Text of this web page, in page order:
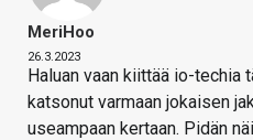
MeriHoo
26.3.2023
Haluan vaan kiittää io-techia
katsonut varmaan jokaisen
useampaan kertaan. Pidän